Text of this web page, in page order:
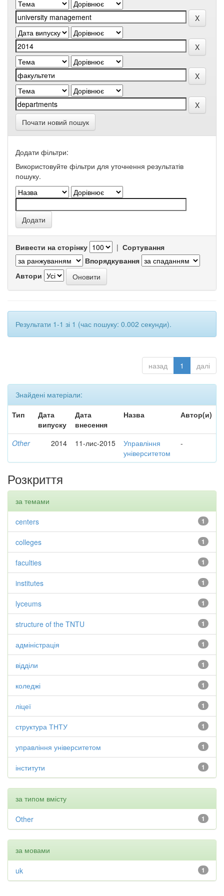
Почати новий пошук
Додати фільтри:
Використовуйте фільтри для уточнення результатів
пошуку.
Вивести на сторінку | Сортування
Впорядкування
Автори
Результати 1-1 зі 1 (час пошуку: 0.002 секунди).
назад 1 далі
Знайдені матеріали:
Тип
Дата
випуску
Дата
внесення
Назва Автор(и)
Other 2014 11-лис-2015
Управління
університетом
-
Розкриття
за темами
1
centers
1
colleges
1
faculties
1
institutes
1
lyceums
1
structure of the TNTU
1
адміністрація
1
відділи
1
коледжі
1
ліцеї
1
структура ТНТУ
1
управління університетом
1
інститути
за типом вмісту
1
Other
за мовами
1
uk